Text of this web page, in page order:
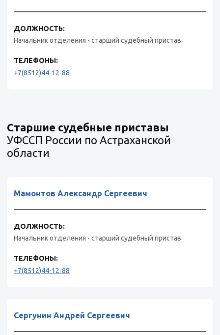
ДОЛЖНОСТЬ:
Начальник отделения - старший судебный пристав
ТЕЛЕФОНЫ:
+7(8512)44-12-88
Старшие судебные приставы
УФССП России по Астраханской
области
Мамонтов Александр Сергеевич
ДОЛЖНОСТЬ:
Начальник отделения - старший судебный пристав
ТЕЛЕФОНЫ:
+7(8512)44-12-88
Сергунин Андрей Сергеевич